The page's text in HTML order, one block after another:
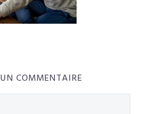
UN COMMENTAIRE